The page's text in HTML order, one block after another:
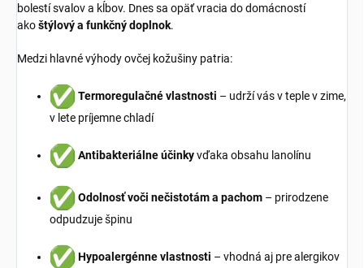
bolestí svalov a kĺbov. Dnes sa opäť vracia do domácností
akoštýlový a funkčný doplnok.
Medzi hlavné výhody ovčej kožušiny patria:
Termoregulačné vlastnosti – udrží vás v teple v zime,
v lete príjemne chladí
Antibakteriálne účinkyvďaka obsahu lanolínu
Odolnosť voči nečistotám a pachom – prirodzene
odpudzuje špinu
Hypoalergénne vlastnosti – vhodná aj pre alergikov